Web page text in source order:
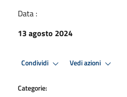
Data :
13 agosto 2024
Condividi Vedi azioni
Categorie: